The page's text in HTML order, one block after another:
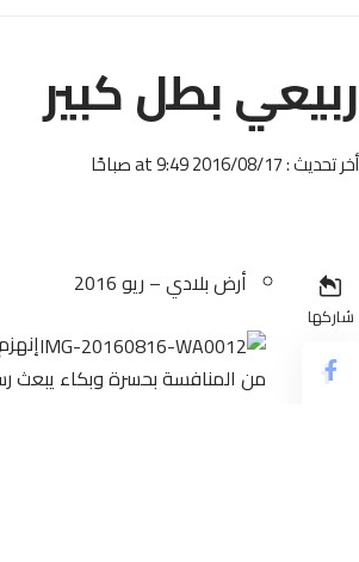
ربيعي بطل كبير
أخر تحديث : 2016/08/17 at 9:49 صباحًا
شاركها
أرض بلادي – ريو 2016
من المنافسة بحسرة وبكاء يبعث